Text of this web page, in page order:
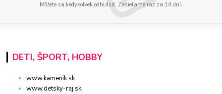
Môžete sa kedykoľvek odhlásiť. Zasielame raz za 14 dní.
DETI, ŠPORT, HOBBY
www.kamenik.sk
www.detsky-raj.sk